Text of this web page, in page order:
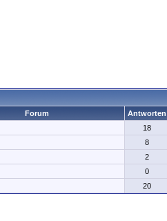
Forum Antworten
18
8
2
0
20